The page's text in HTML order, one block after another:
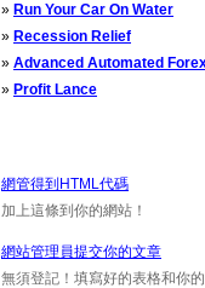
» Run Your Car On Water
» Recession Relief
» Advanced Automated
» Profit Lance
網管得到HTML代碼
加上這條到你的網站！
網站管理員提交你的文章
無須登記！填寫好的表格和你